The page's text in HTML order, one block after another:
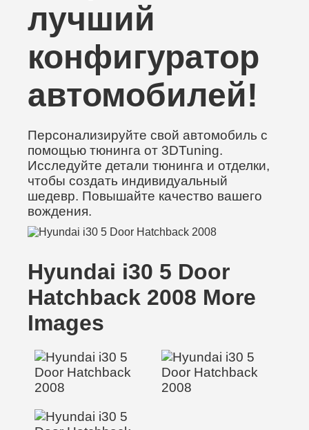
лучший
конфигуратор
автомобилей!
Персонализируйте свой автомобиль с
помощью тюнинга от 3DTuning.
Исследуйте детали тюнинга и отделки,
чтобы создать индивидуальный
шедевр. Повышайте качество вашего
вождения.
Hyundai i30 5 Door
Hatchback 2008 More
Images